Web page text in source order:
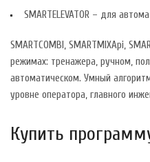
SMARTELEVATOR – для
SMARTCOMBI, SMARTMIXApi,
режимах: тренажера, ручном,
автоматическом. Умный
уровне оператора, главного
Купить